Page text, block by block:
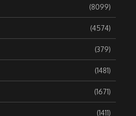
(8099)
(4574)
(379)
(1481)
(1671)
(1411)